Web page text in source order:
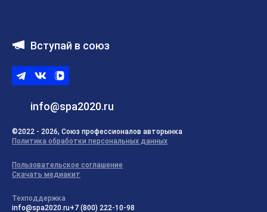
Вступай в союз
info@spa2020.ru
TelegramВКонтакте
ВК
©2022 - 2026, Союз профессионалов авторынка
Политика обработки персональных данных
Пользовательское соглашение
Скачать медиакит
Техподдержка
info@spa2020.ru+7 (800) 222-10-98